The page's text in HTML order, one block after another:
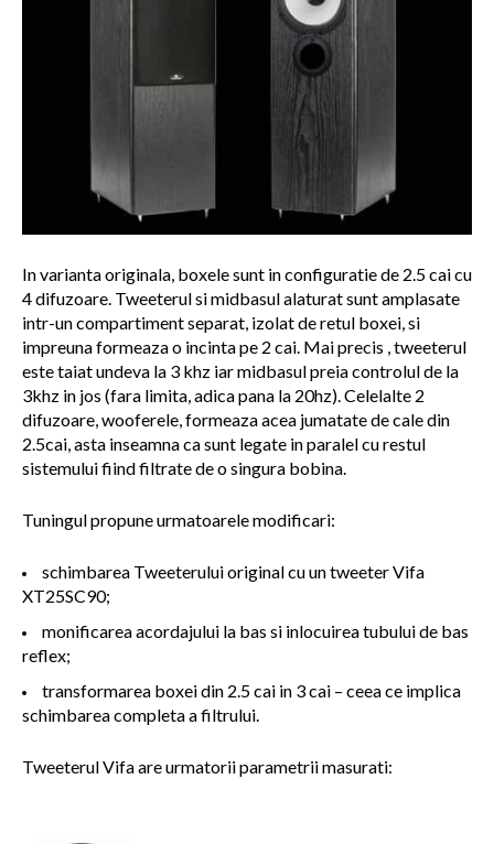
In varianta originala, boxele sunt in configuratie de 2.5 cai cu
4 difuzoare. Tweeterul si midbasul alaturat sunt amplasate
intr-un compartiment separat, izolat de retul boxei, si
impreuna formeaza o incinta pe 2 cai. Mai precis , tweeterul
este taiat undeva la 3 khz iar midbasul preia controlul de la
3khz in jos (fara limita, adica pana la 20hz). Celelalte 2
difuzoare, wooferele, formeaza acea jumatate de cale din
2.5cai, asta inseamna ca sunt legate in paralel cu restul
sistemului fiind filtrate de o singura bobina.
Tuningul propune urmatoarele modificari:
schimbarea Tweeterului original cu un tweeter Vifa
XT25SC90;
monificarea acordajului la bas si inlocuirea tubului de bas
reflex;
transformarea boxei din 2.5 cai in 3 cai – ceea ce implica
schimbarea completa a filtrului.
Tweeterul Vifa are urmatorii parametrii masurati: